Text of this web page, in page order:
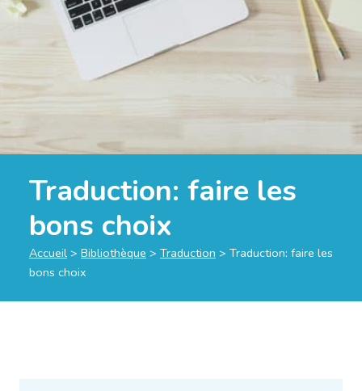
Traduction: faire les
bons choix
Accueil > Bibliothèque > Traduction > Traduction: faire les
bons choix